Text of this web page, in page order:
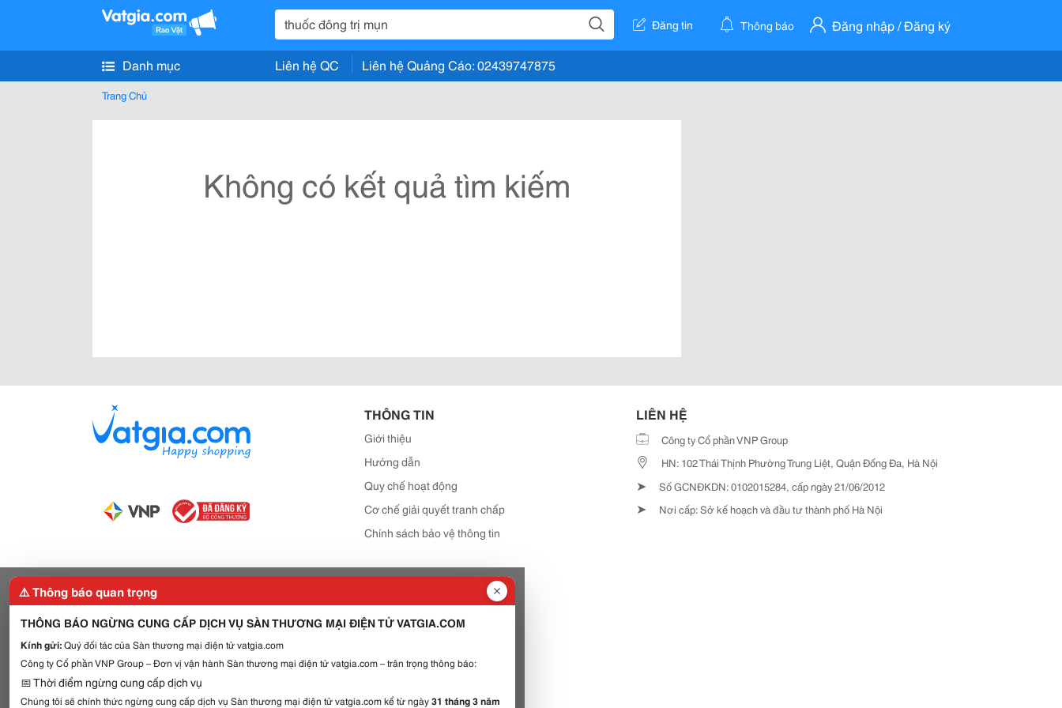
Đăng tin Thông báo Đăng nhập / Đăng ký
Danh mục Liên hệ QC Liên hệ Quảng Cáo: 02439747875
Trang Chủ
Không có kết quả tìm kiếm
THÔNG TIN
Giới thiệu
Hướng dẫn
Quy chế hoạt động
Cơ chế giải quyết tranh chấp
Chính sách bảo vệ thông tin
LIÊN HỆ
Công ty Cổ phần VNP Group
HN: 102 Thái Thịnh Phường Trung Liệt, Quận Đống Đa, Hà Nội
➤ Số GCNĐKDN: 0102015284, cấp ngày 21/06/2012
➤ Nơi cấp: Sở kế hoạch và đầu tư thành phố Hà Nội
⚠️ Thông báo quan trọng
THÔNG BÁO NGỪNG CUNG CẤP DỊCH VỤ SÀN THƯƠNG MẠI ĐIỆN TỬ VATGIA.COM
Kính gửi:Quý đối tác của Sàn thương mại điện tử vatgia.com
Công ty Cổ phần VNP Group – Đơn vị vận hành Sàn thương mại điện tử vatgia.com – trân trọng thông báo:
📅 Thời điểm ngừng cung cấp dịch vụ
Chúng tôi sẽ chính thức ngừng cung cấp dịch vụ Sàn thương mại điện tử vatgia.com kể từ ngày31 tháng 3 năm